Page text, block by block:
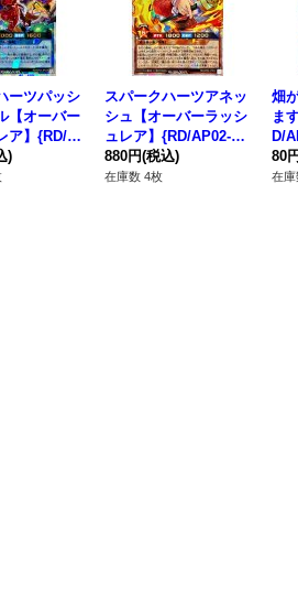
ーツパッシ
【オーバー
ア】{RD/A
《RDリチ
)
スパークハーツアネッ
シュ【オーバーラッシ
ュレア】{RD/AP02-JP
022}《RDモンスタ
ー》
880円(税込)
在庫数 4枚
畑
ま
D/
魔
80
在庫